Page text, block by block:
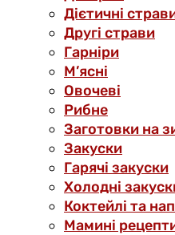
Дієтичні
Другі страви
Гарніри
М’ясні
Овочеві
Рибне
Заготовки на
Закуски
Гарячі закуски
Холодні
Коктейлі та
Мамині